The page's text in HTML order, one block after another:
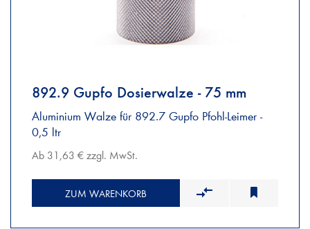
892.9 Gupfo Dosierwalze - 75 mm
Aluminium Walze für 892.7 Gupfo Pfohl-Leimer -
0,5 ltr
Ab 31,63 € zzgl. MwSt.
ZUM WARENKORB